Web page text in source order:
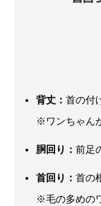
背丈： 首の付
※ワンちゃん
胴回り： 前足
首回り： 首の
※毛の多めの